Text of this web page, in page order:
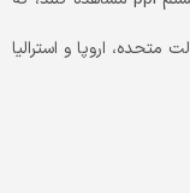
اروپا و استرالیا